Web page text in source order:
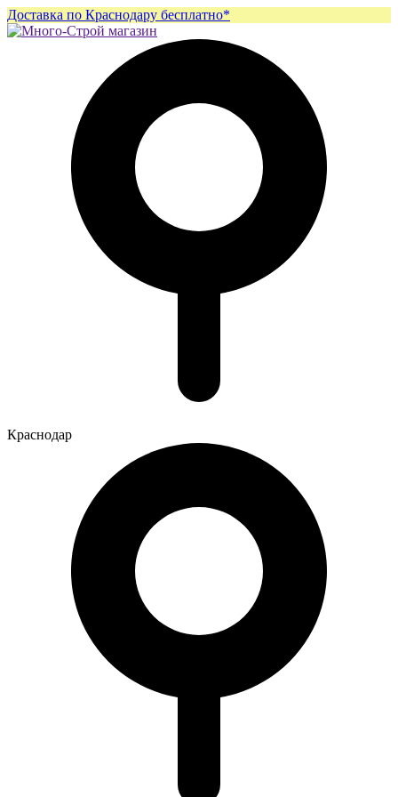
Доставка по Краснодару бесплатно*
Краснодар